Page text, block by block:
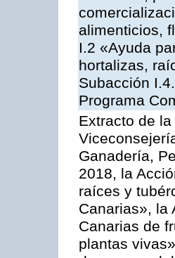
alimenticios,
I.2 «Ayuda
hortalizas,
Subacción
Programa
Extracto de
Ganadería,
2018, la
raíces y
Canarias», la
Canarias de
plantas